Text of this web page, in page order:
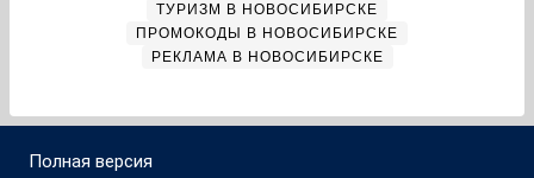
ТУРИЗМ В НОВОСИБИРСКЕ
ПРОМОКОДЫ В НОВОСИБИРСКЕ
РЕКЛАМА В НОВОСИБИРСКЕ
Полная версия